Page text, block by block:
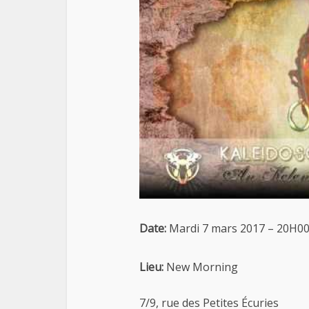
Date: Mardi 7 mars 2017 – 20H00
Lieu: New Morning
7/9, rue des Petites Écuries